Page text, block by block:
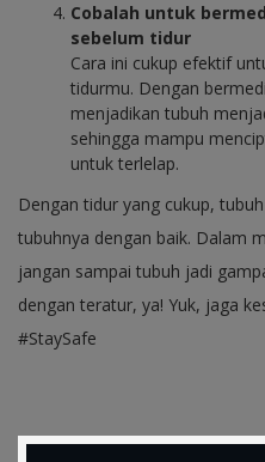
Cobalah untuk
sebelum tidur
Cara ini cukup efektif
tidurmu. Dengan
menjadikan tubuh
sehingga mampu
untuk terlelap.
Dengan tidur yang cukup,
tubuhnya dengan baik. Dalam
jangan sampai tubuh jadi
dengan teratur, ya! Yuk, jaga
#StaySafe